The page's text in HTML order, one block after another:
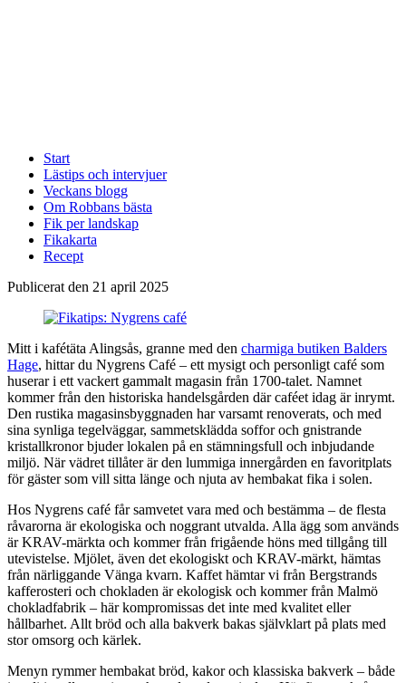
Start
Lästips och intervjuer
Veckans blogg
Om Robbans bästa
Fik per landskap
Fikakarta
Recept
Publicerat den 21 april 2025
Mitt i kafétäta Alingsås, granne med den charmiga butiken Balders
Hage, hittar du Nygrens Café – ett mysigt och personligt café som
huserar i ett vackert gammalt magasin från 1700-talet. Namnet
kommer från den historiska handelsgården där caféet idag är inrymt.
Den rustika magasinsbyggnaden har varsamt renoverats, och med
sina synliga tegelväggar, sammetsklädda soffor och gnistrande
kristallkronor bjuder lokalen på en stämningsfull och inbjudande
miljö. När vädret tillåter är den lummiga innergården en favoritplats
för gäster som vill sitta länge och njuta av hembakat fika i solen.
Hos Nygrens café får samvetet vara med och bestämma – de flesta
råvarorna är ekologiska och noggrant utvalda. Alla ägg som används
är KRAV-märkta och kommer från frigående höns med tillgång till
utevistelse. Mjölet, även det ekologiskt och KRAV-märkt, hämtas
från närliggande Vänga kvarn. Kaffet hämtar vi från Bergstrands
kafferosteri och chokladen är ekologisk och kommer från Malmö
chokladfabrik – här kompromissas det inte med kvalitet eller
hållbarhet. Allt bröd och alla bakverk bakas självklart på plats med
stor omsorg och kärlek.
Menyn rymmer hembakat bröd, kakor och klassiska bakverk – både